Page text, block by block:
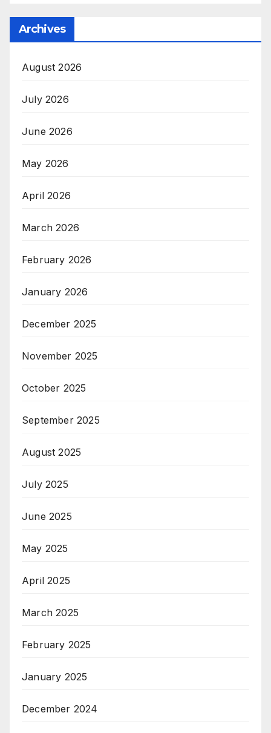
Archives
August 2026
July 2026
June 2026
May 2026
April 2026
March 2026
February 2026
January 2026
December 2025
November 2025
October 2025
September 2025
August 2025
July 2025
June 2025
May 2025
April 2025
March 2025
February 2025
January 2025
December 2024